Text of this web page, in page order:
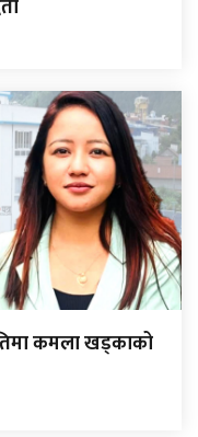
कमला खड्काको